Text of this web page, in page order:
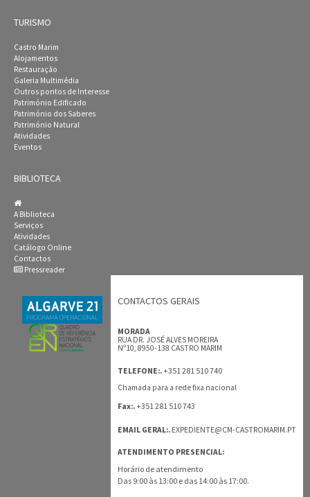
TURISMO
Castro Marim
Alojamentos
Restauração
Galeria Multimédia
Outros pontos de Interesse
Património Edificado
Património dos Saberes
Património Natural
Atividades
Eventos
BIBLIOTECA
A Biblioteca
Serviços
Atividades
Catálogo Online
Contactos
Pressreader
CONTACTOS GERAIS
MORADA
RUA DR. JOSÉ ALVES MOREIRA
Nº10, 8950-138 CASTRO MARIM
TELEFONE:.+351 281 510 740
Chamada para a rede fixa nacional
Fax:.+351 281 510 743
EMAIL GERAL:. EXPEDIENTE@CM-CASTROMARIM.PT
ATENDIMENTO PRESENCIAL:
Horário de atendimento
Das 9:00 às 13:00 e das 14:00 às 17:00.